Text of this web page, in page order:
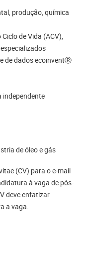
produção, química
de Vida (ACV),
de dados ecoinventⓇ
independente
de óleo e gás
(CV) para o e-mail
à vaga de pós-
deve enfatizar
a vaga.